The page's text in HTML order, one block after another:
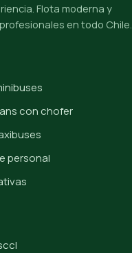
Flota moderna y
en todo Chile.
con chofer
personal